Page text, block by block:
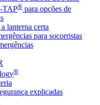
TAP® para opções de
lanterna certa
para socorristas
®
explicadas